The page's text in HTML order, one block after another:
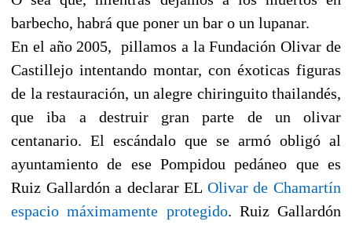
barbecho, habrá que poner un bar o un lupanar.
En el año 2005, pillamos a la Fundación Olivar de
Castillejo intentando montar, con éxoticas figuras
de la restauración, un alegre chiringuito thailandés,
que iba a destruir gran parte de un olivar
centanario. El escándalo que se armó obligó al
ayuntamiento de ese Pompidou pedáneo que es
Ruiz Gallardón a declarar EL Olivar de Chamartín
espacio máximamente protegido. Ruiz Gallardón